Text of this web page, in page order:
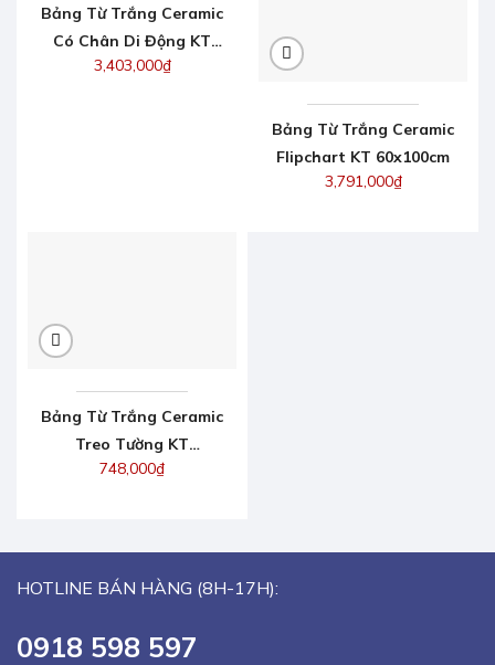
Bảng Từ Trắng Ceramic
Có Chân Di Động KT
80x120cm
3,403,000₫
Bảng Từ Trắng Ceramic
Flipchart KT 60x100cm
3,791,000₫
Bảng Từ Trắng Ceramic
Treo Tường KT
80x120cm
748,000₫
HOTLINE BÁN HÀNG (8H-17H):
0918 598 597